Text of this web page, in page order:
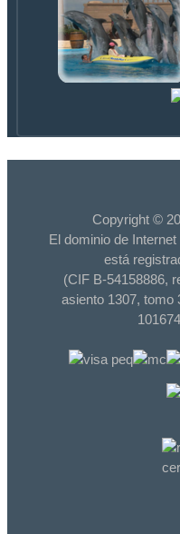
Copyright ©
El dominio de Internet
está
(CIF B-54158886,
asiento 1307, tomo